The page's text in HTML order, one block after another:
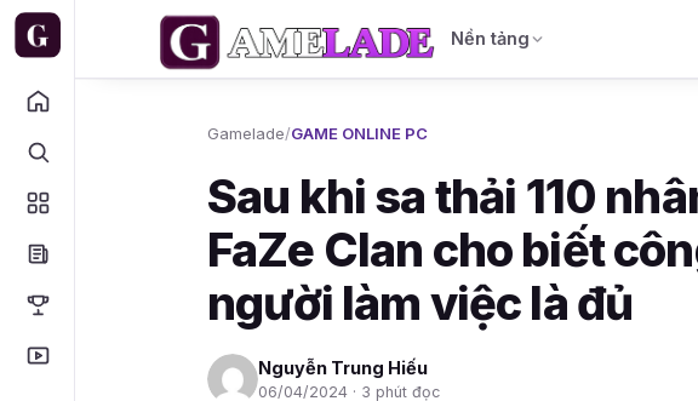
Nền tảng
Gamelade/GAME ONLINE PC
Sau khi sa thải 110
FaZe Clan cho biết
người làm việc là đủ
Nguyễn Trung Hiếu
06/04/2024 · 3 phút đọc